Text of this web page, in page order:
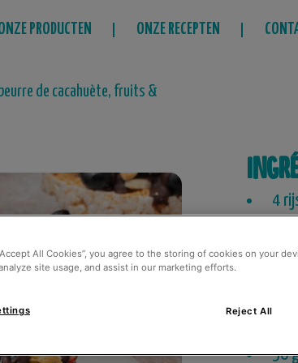
PRODUCTEN ONZE RECEPTEN
de cacahuète, fruits &
4
4
60
1
4
50
All Cookies”, you agree to the storing of cookies on your
site usage, and assist in our marketing efforts.
Reject All